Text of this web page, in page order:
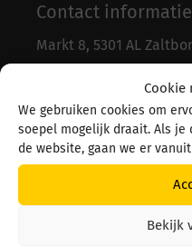
Cookie
We gebruiken cookies om
soepel mogelijk draait. Als je
de website, gaan we er
Bekijk
Contact informatie
Markt 8, 5301 AL
Hoevens
schoenen voor elke